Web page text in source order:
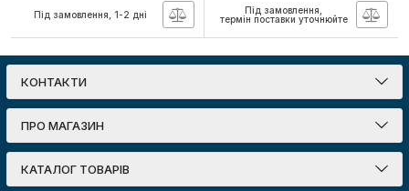
Під замовлення, 1-2 дні
Під замовлення,
термін поставки уточнюйте
КОНТАКТИ
ПРО МАГАЗИН
КАТАЛОГ ТОВАРІВ